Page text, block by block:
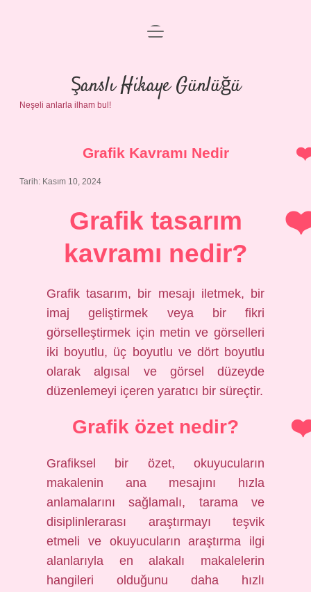
Anasayfa
Gizlilik Politikası
menüyü
Şanslı Hikaye Günlüğü
Neşeli anlarla ilham bul!
Grafik Kavramı Nedir
Tarih: Kasım 10, 2024
Grafik tasarım
kavramı nedir?
Grafik tasarım, bir mesajı iletmek, bir
imaj geliştirmek veya bir fikri
görselleştirmek için metin ve görselleri
iki boyutlu, üç boyutlu ve dört boyutlu
olarak algısal ve görsel düzeyde
düzenlemeyi içeren yaratıcı bir süreçtir.
Grafik özet nedir?
Grafiksel bir özet, okuyucuların
makalenin ana mesajını hızla
anlamalarını sağlamalı, tarama ve
disiplinlerarası araştırmayı teşvik
etmeli ve okuyucuların araştırma ilgi
alanlarıyla en alakalı makalelerin
hangileri olduğunu daha hızlı